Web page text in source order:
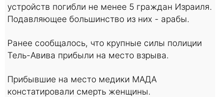
устройств погибли не менее 5 граждан Израиля.
Подавляющее большинство из них - арабы.
Ранее сообщалось, что крупные силы полиции
Тель-Авива прибыли на место взрыва.
Прибывшие на место медики МАДА
констатировали смерть женщины.